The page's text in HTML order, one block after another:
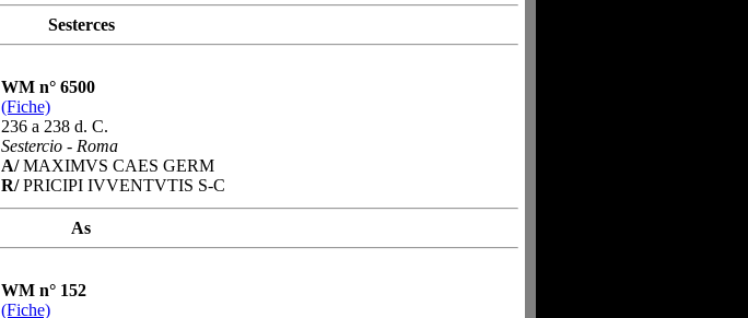
Sesterces
WM n° 6500
(Fiche)
236 a 238 d. C.
Sestercio - Roma
A/MAXIMVS CAES GERM
R/PRICIPI IVVENTVTIS S-C
As
WM n° 152
(Fiche)